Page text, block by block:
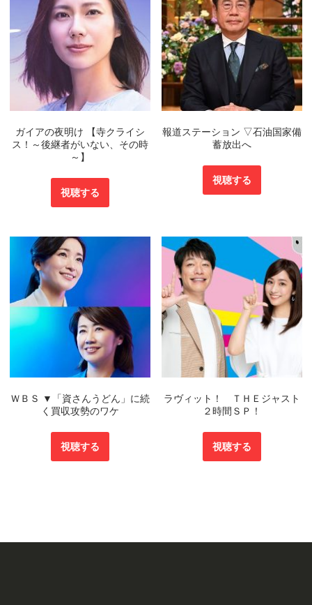
ガイアの夜明け 【寺クライシ
ス！～後継者がいない、その時
～】
視聴する
報道ステーション ▽石油国家備
蓄放出へ
視聴する
ＷＢＳ ▼「資さんうどん」に続
く買収攻勢のワケ
視聴する
ラヴィット！ ＴＨＥジャスト
２時間ＳＰ！
視聴する